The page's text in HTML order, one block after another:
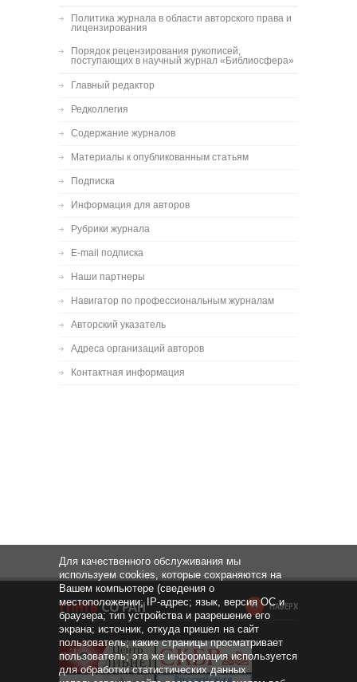
Политика журнала в области авторского права и
лицензирования
Порядок рецензирования рукописей,
поступающих в научный журнал «Библиосфера»
Главный редактор
Редколлегия
Содержание журналов
Материалы к опубликованным статьям
Подписка
Информация для авторов
Рубрики журнала
E-mail подписка
Наши партнеры
Навигатор по профессиональным журналам
Авторский указатель
Адреса организаций авторов
Контактная информация
НАВЕРХ
Для качественного обслуживания мы
используем cookies, которые сохраняются на
Вашем компьютере (сведения о
местоположении; IP-адрес; язык, версия ОС и
браузера; тип устройства и разрешение его
экрана; источник, откуда пришел на сайт
пользователь; какие страницы просматривает
пользователь; эта же информация используется
для обработки статистических данных